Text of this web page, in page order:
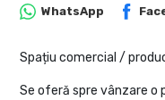
WhatsApp
Spațiu comercial /
Se oferă spre vânzare